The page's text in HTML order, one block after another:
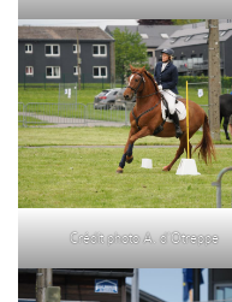
Crédit photo A. d’Otreppe